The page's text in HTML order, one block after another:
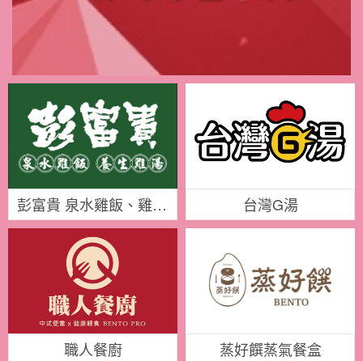
彭富貴 泉水雞飯、雞湯米粉 台灣G湯
職人餐廚 蒸好饌蒸氣餐盒